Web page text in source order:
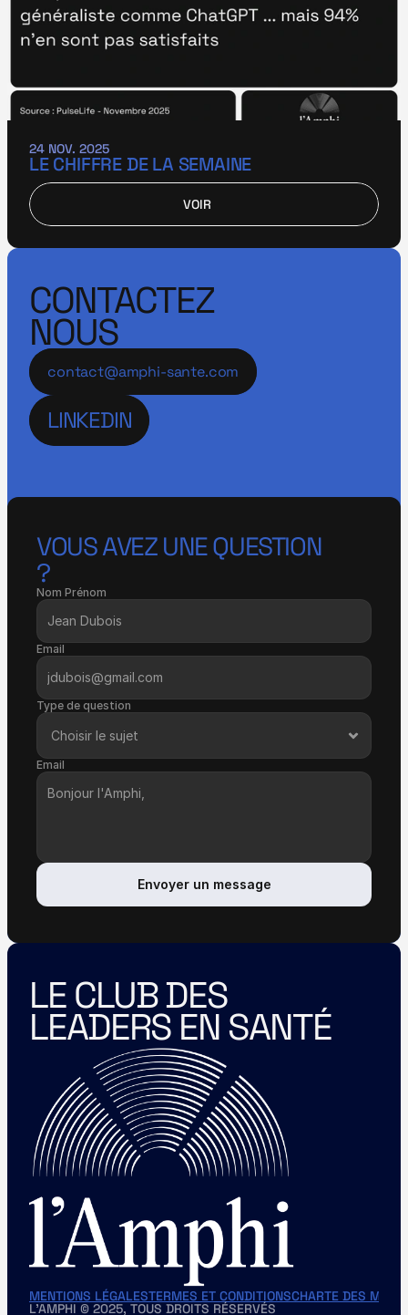
24 NOV. 2025
LE CHIFFRE DE LA SEMAINE
VOIR
CONTACTEZ
NOUS
contact@amphi-sante.com
LINKEDIN
LINKEDIN
VOUS AVEZ UNE QUESTION
?
Nom Prénom
Email
Type de question
Email
Envoyer un message
MENTIONS LÉGALESTERMES ET CONDITIONSCHARTE DES
L'AMPHI © 2025, TOUS DROITS RÉSERVÉS
LE CLUB DES
LEADERS EN SANTÉ